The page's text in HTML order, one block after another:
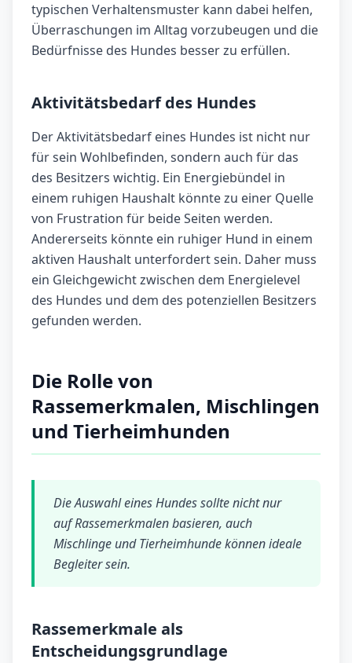
typischen Verhaltensmuster kann dabei helfen,
Überraschungen im Alltag vorzubeugen und die
Bedürfnisse des Hundes besser zu erfüllen.
Aktivitätsbedarf des Hundes
Der Aktivitätsbedarf eines Hundes ist nicht nur
für sein Wohlbefinden, sondern auch für das
des Besitzers wichtig. Ein Energiebündel in
einem ruhigen Haushalt könnte zu einer Quelle
von Frustration für beide Seiten werden.
Andererseits könnte ein ruhiger Hund in einem
aktiven Haushalt unterfordert sein. Daher muss
ein Gleichgewicht zwischen dem Energielevel
des Hundes und dem des potenziellen Besitzers
gefunden werden.
Die Rolle von
Rassemerkmalen, Mischlingen
und Tierheimhunden
Die Auswahl eines Hundes sollte nicht nur
auf Rassemerkmalen basieren, auch
Mischlinge und Tierheimhunde können ideale
Begleiter sein.
Rassemerkmale als
Entscheidungsgrundlage